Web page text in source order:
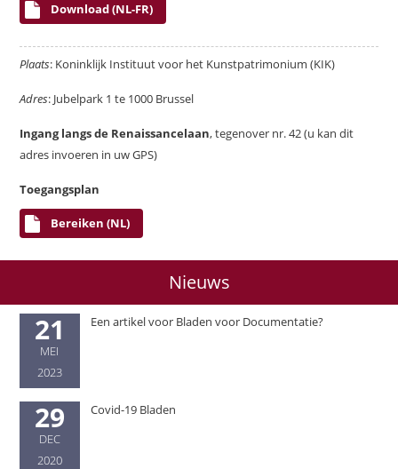
Download (NL-FR)
Plaats: Koninklijk Instituut voor het Kunstpatrimonium (KIK)
Adres: Jubelpark 1 te 1000 Brussel
Ingang langs de Renaissancelaan, tegenover nr. 42 (u kan dit
adres invoeren in uw GPS)
Toegangsplan
Bereiken (NL)
Nieuws
21
MEI
2023
Een artikel voor Bladen voor Documentatie?
29
DEC
2020
Covid-19 Bladen